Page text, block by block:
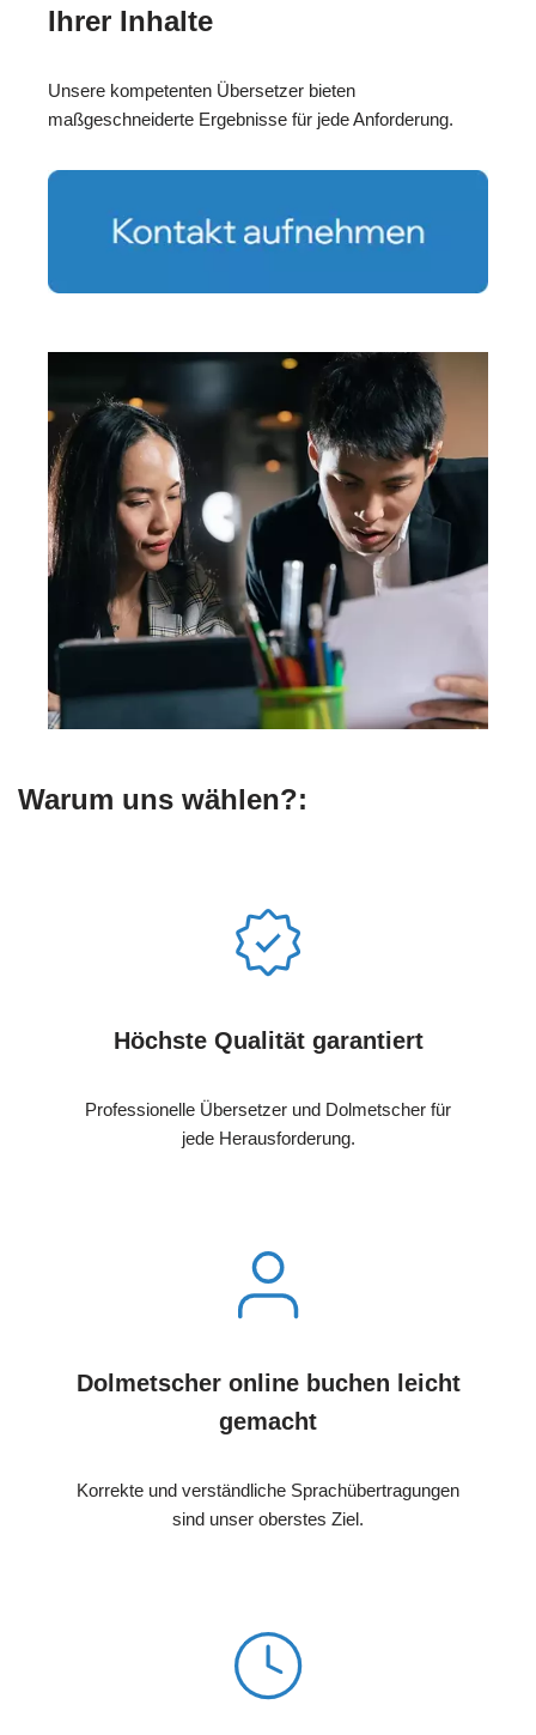
Ihrer Inhalte
Unsere kompetenten Übersetzer bieten
maßgeschneiderte Ergebnisse für jede Anforderung.
Warum uns wählen?:
Höchste Qualität garantiert
Professionelle Übersetzer und Dolmetscher für
jede Herausforderung.
Dolmetscher online buchen leicht
gemacht
Korrekte und verständliche Sprachübertragungen
sind unser oberstes Ziel.